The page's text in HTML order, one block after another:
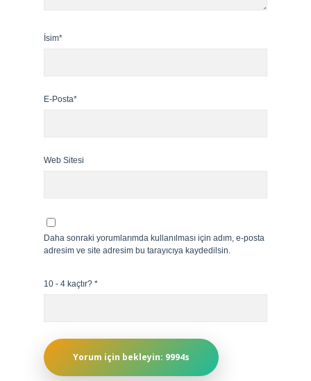
İsim*
E-Posta*
Web Sitesi
Daha sonraki yorumlarımda kullanılması için adım, e-posta
adresim ve site adresim bu tarayıcıya kaydedilsin.
10 - 4 kaçtır? *